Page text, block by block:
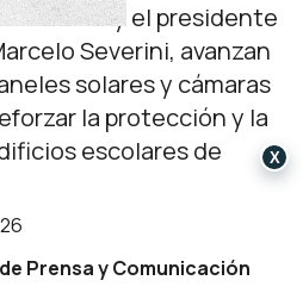
Martínez y el presidente
Severini, avanzan
solares y cámaras
la protección y la
escolares de
Prensa y Comunicación
X